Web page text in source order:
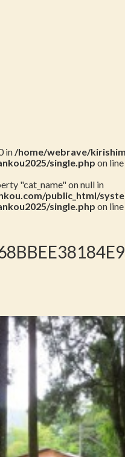
in/home/webrave/
single.php on line
"cat_name" on null in
public_html/
single.php on line